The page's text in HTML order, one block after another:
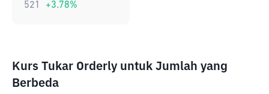
521 +3.78%
Kurs Tukar Orderly untuk Jumlah yang
Berbeda